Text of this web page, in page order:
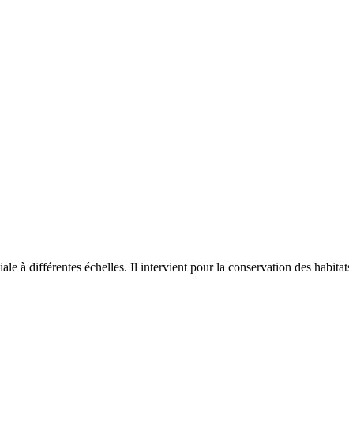
à différentes échelles. Il intervient pour la conservation des